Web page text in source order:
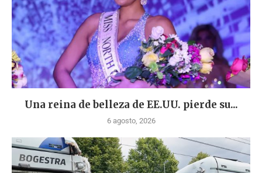
Una reina de belleza de EE.UU. pierde su...
6 agosto, 2026